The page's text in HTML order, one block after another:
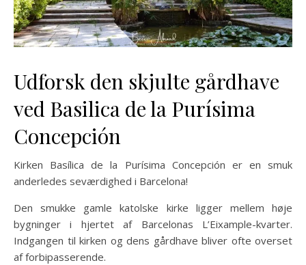
Udforsk den skjulte gårdhave
ved Basilica de la Purísima
Concepción
Kirken Basílica de la Purísima Concepción er en smuk
anderledes seværdighed i Barcelona!
Den smukke gamle katolske kirke ligger mellem høje
bygninger i hjertet af Barcelonas L’Eixample-kvarter.
Indgangen til kirken og dens gårdhave bliver ofte overset
af forbipasserende.